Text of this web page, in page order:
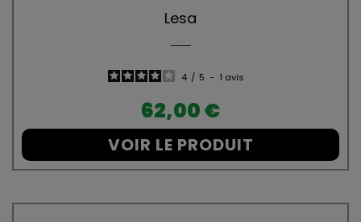
Lesa
4 / 5 - 1 avis
Prix
62,00 €
VOIR LE PRODUIT